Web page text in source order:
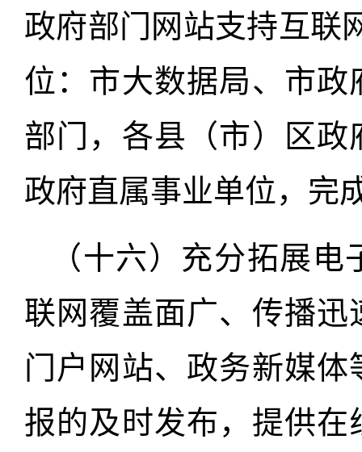
政府部门网站支持互联
位：市大数据局、市
部门，各县（市）区
政府直属事业单位，完
（十六）充分拓展
联网覆盖面广、传播
门户网站、政务新媒
报的及时发布，提供